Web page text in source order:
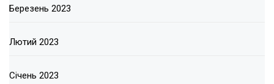
Березень 2023
Лютий 2023
Січень 2023